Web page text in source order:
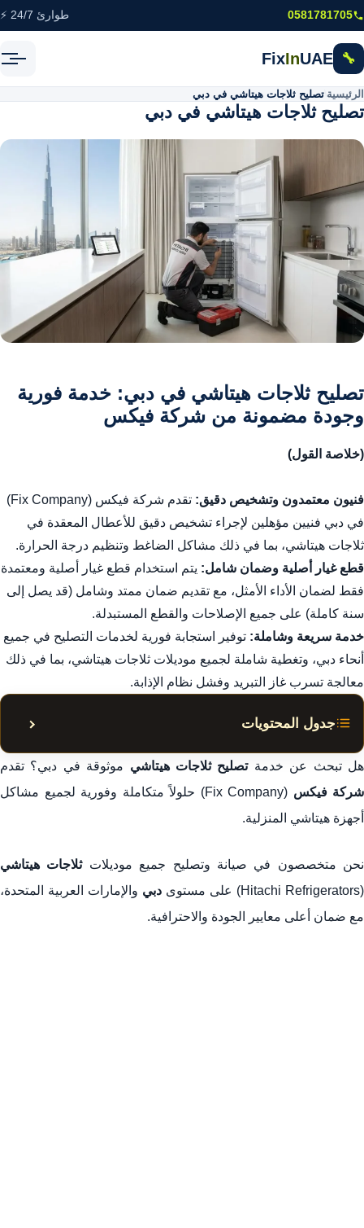
تخطى إلى المحتوى الرئيسي
0581781705 طوارئ 24/7 ⚡
🔧
FixInUAE
الرئيسية تصليح ثلاجات هيتاشي في دبي
تصليح ثلاجات هيتاشي في دبي
تصليح ثلاجات هيتاشي في دبي: خدمة فورية
وجودة مضمونة من شركة فيكس
(خلاصة القول)
فنيون معتمدون وتشخيص دقيق:
تقدم شركة فيكس (Fix Company)
في دبي فنيين مؤهلين لإجراء تشخيص دقيق للأعطال المعقدة في
ثلاجات هيتاشي، بما في ذلك مشاكل الضاغط وتنظيم درجة الحرارة.
قطع غيار أصلية وضمان شامل: يتم استخدام قطع غيار أصلية ومعتمدة
فقط لضمان الأداء الأمثل، مع تقديم ضمان ممتد وشامل (قد يصل إلى
سنة كاملة) على جميع الإصلاحات والقطع المستبدلة.
خدمة سريعة وشاملة: توفير استجابة فورية لخدمات التصليح في جميع
أنحاء دبي، وتغطية شاملة لجميع موديلات ثلاجات هيتاشي، بما في ذلك
معالجة تسرب غاز التبريد وفشل نظام الإذابة.
جدول المحتويات إظهار
تصليح ثلاجات هيتاشي في دبي: خدمة فورية وجودة مضمونة من
شركة فيكس
3. خدمات شاملة لجميع موديلات ثلاجات هيتاشي
4. السرعة والجودة المضمونة: ميزات خدمة شركة فيكس
هل تبحث عن خدمةتصليح ثلاجات هيتاشي موثوقة في دبي؟ تقدم
شركة فيكس
(Fix Company) حلولاً متكاملة وفورية لجميع مشاكل
أجهزة هيتاشي المنزلية.
نحن متخصصون في صيانة وتصليح جميع موديلاتثلاجات هيتاشي
(Hitachi Refrigerators) على مستوى
دبي والإمارات العربية المتحدة،
مع ضمان أعلى معايير الجودة والاحترافية.